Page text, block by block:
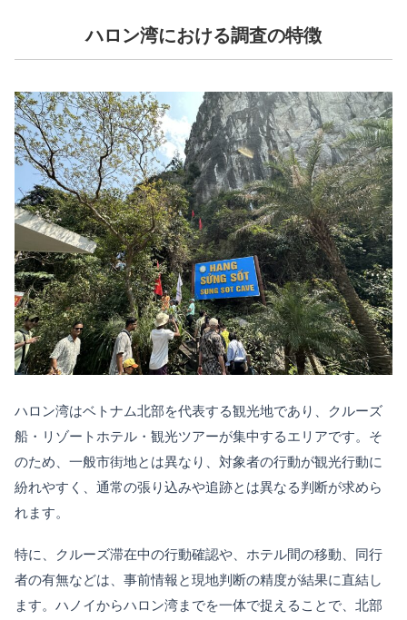
ハロン湾における調査の特徴
ハロン湾はベトナム北部を代表する観光地であり、クルーズ
船・リゾートホテル・観光ツアーが集中するエリアです。そ
のため、一般市街地とは異なり、対象者の行動が観光行動に
紛れやすく、通常の張り込みや追跡とは異なる判断が求めら
れます。
特に、クルーズ滞在中の行動確認や、ホテル間の移動、同行
者の有無などは、事前情報と現地判断の精度が結果に直結し
ます。ハノイからハロン湾までを一体で捉えることで、北部